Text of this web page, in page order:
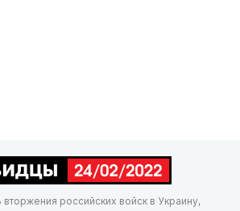
российских войск в Украину,